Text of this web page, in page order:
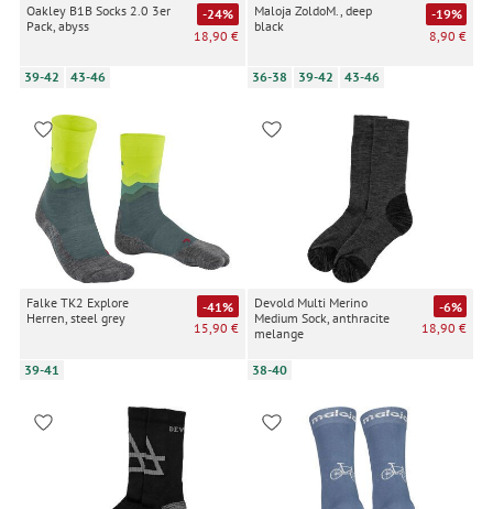
Oakley B1B Socks 2.0 3er
Pack, abyss
-24%
18,90 €
39-42 43-46
Maloja ZoldoM., deep
black
-19%
8,90 €
36-38 39-42 43-46
Falke TK2 Explore
Herren, steel grey
-41%
15,90 €
39-41
Devold Multi Merino
Medium Sock, anthracite
melange
-6%
18,90 €
38-40